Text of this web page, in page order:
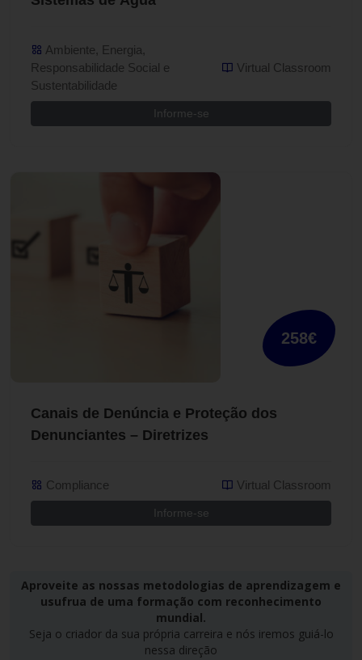
Ambiente, Energia,
Responsabilidade Social e
Sustentabilidade
Virtual Classroom
Informe-se
258€
Canais de Denúncia e Proteção dos
Denunciantes – Diretrizes
Compliance Virtual Classroom
Informe-se
Aproveite as nossas metodologias de aprendizagem e
usufrua de uma formação com reconhecimento
mundial.
Seja o criador da sua própria carreira e nós iremos guiá-lo
nessa direção